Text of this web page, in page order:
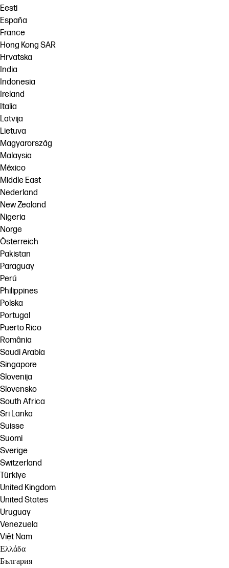
Eesti
España
France
Hong Kong SAR
Hrvatska
India
Indonesia
Ireland
Italia
Latvija
Lietuva
Magyarország
Malaysia
México
Middle East
Nederland
New Zealand
Nigeria
Norge
Österreich
Pakistan
Paraguay
Perú
Philippines
Polska
Portugal
Puerto Rico
România
Saudi Arabia
Singapore
Slovenija
Slovensko
South Africa
Sri Lanka
Suisse
Suomi
Sverige
Switzerland
Türkiye
United Kingdom
United States
Uruguay
Venezuela
Việt Nam
Ελλάδα
България